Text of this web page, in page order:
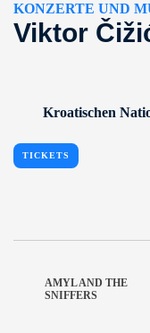
KONZERTE UND
Viktor
Kroatischen
TICKETS
AMYL AND THE
SNIFFERS